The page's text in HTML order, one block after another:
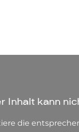
Inhalt kann
die